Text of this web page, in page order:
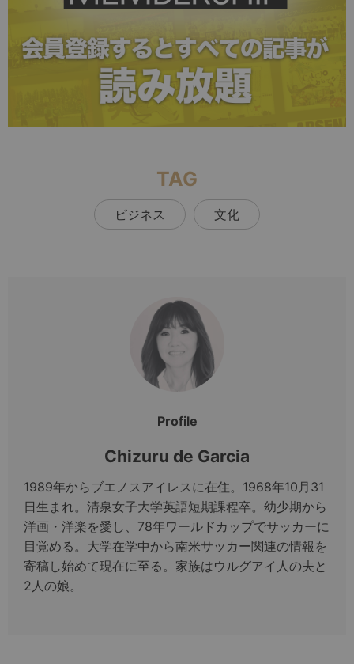
TAG
ビジネス 文化
Profile
Chizuru de Garcia
1989年からブエノスアイレスに在住。1968年10月31
日生まれ。清泉女子大学英語短期課程卒。幼少期から
洋画・洋楽を愛し、78年ワールドカップでサッカーに
目覚める。大学在学中から南米サッカー関連の情報を
寄稿し始めて現在に至る。家族はウルグアイ人の夫と
2人の娘。